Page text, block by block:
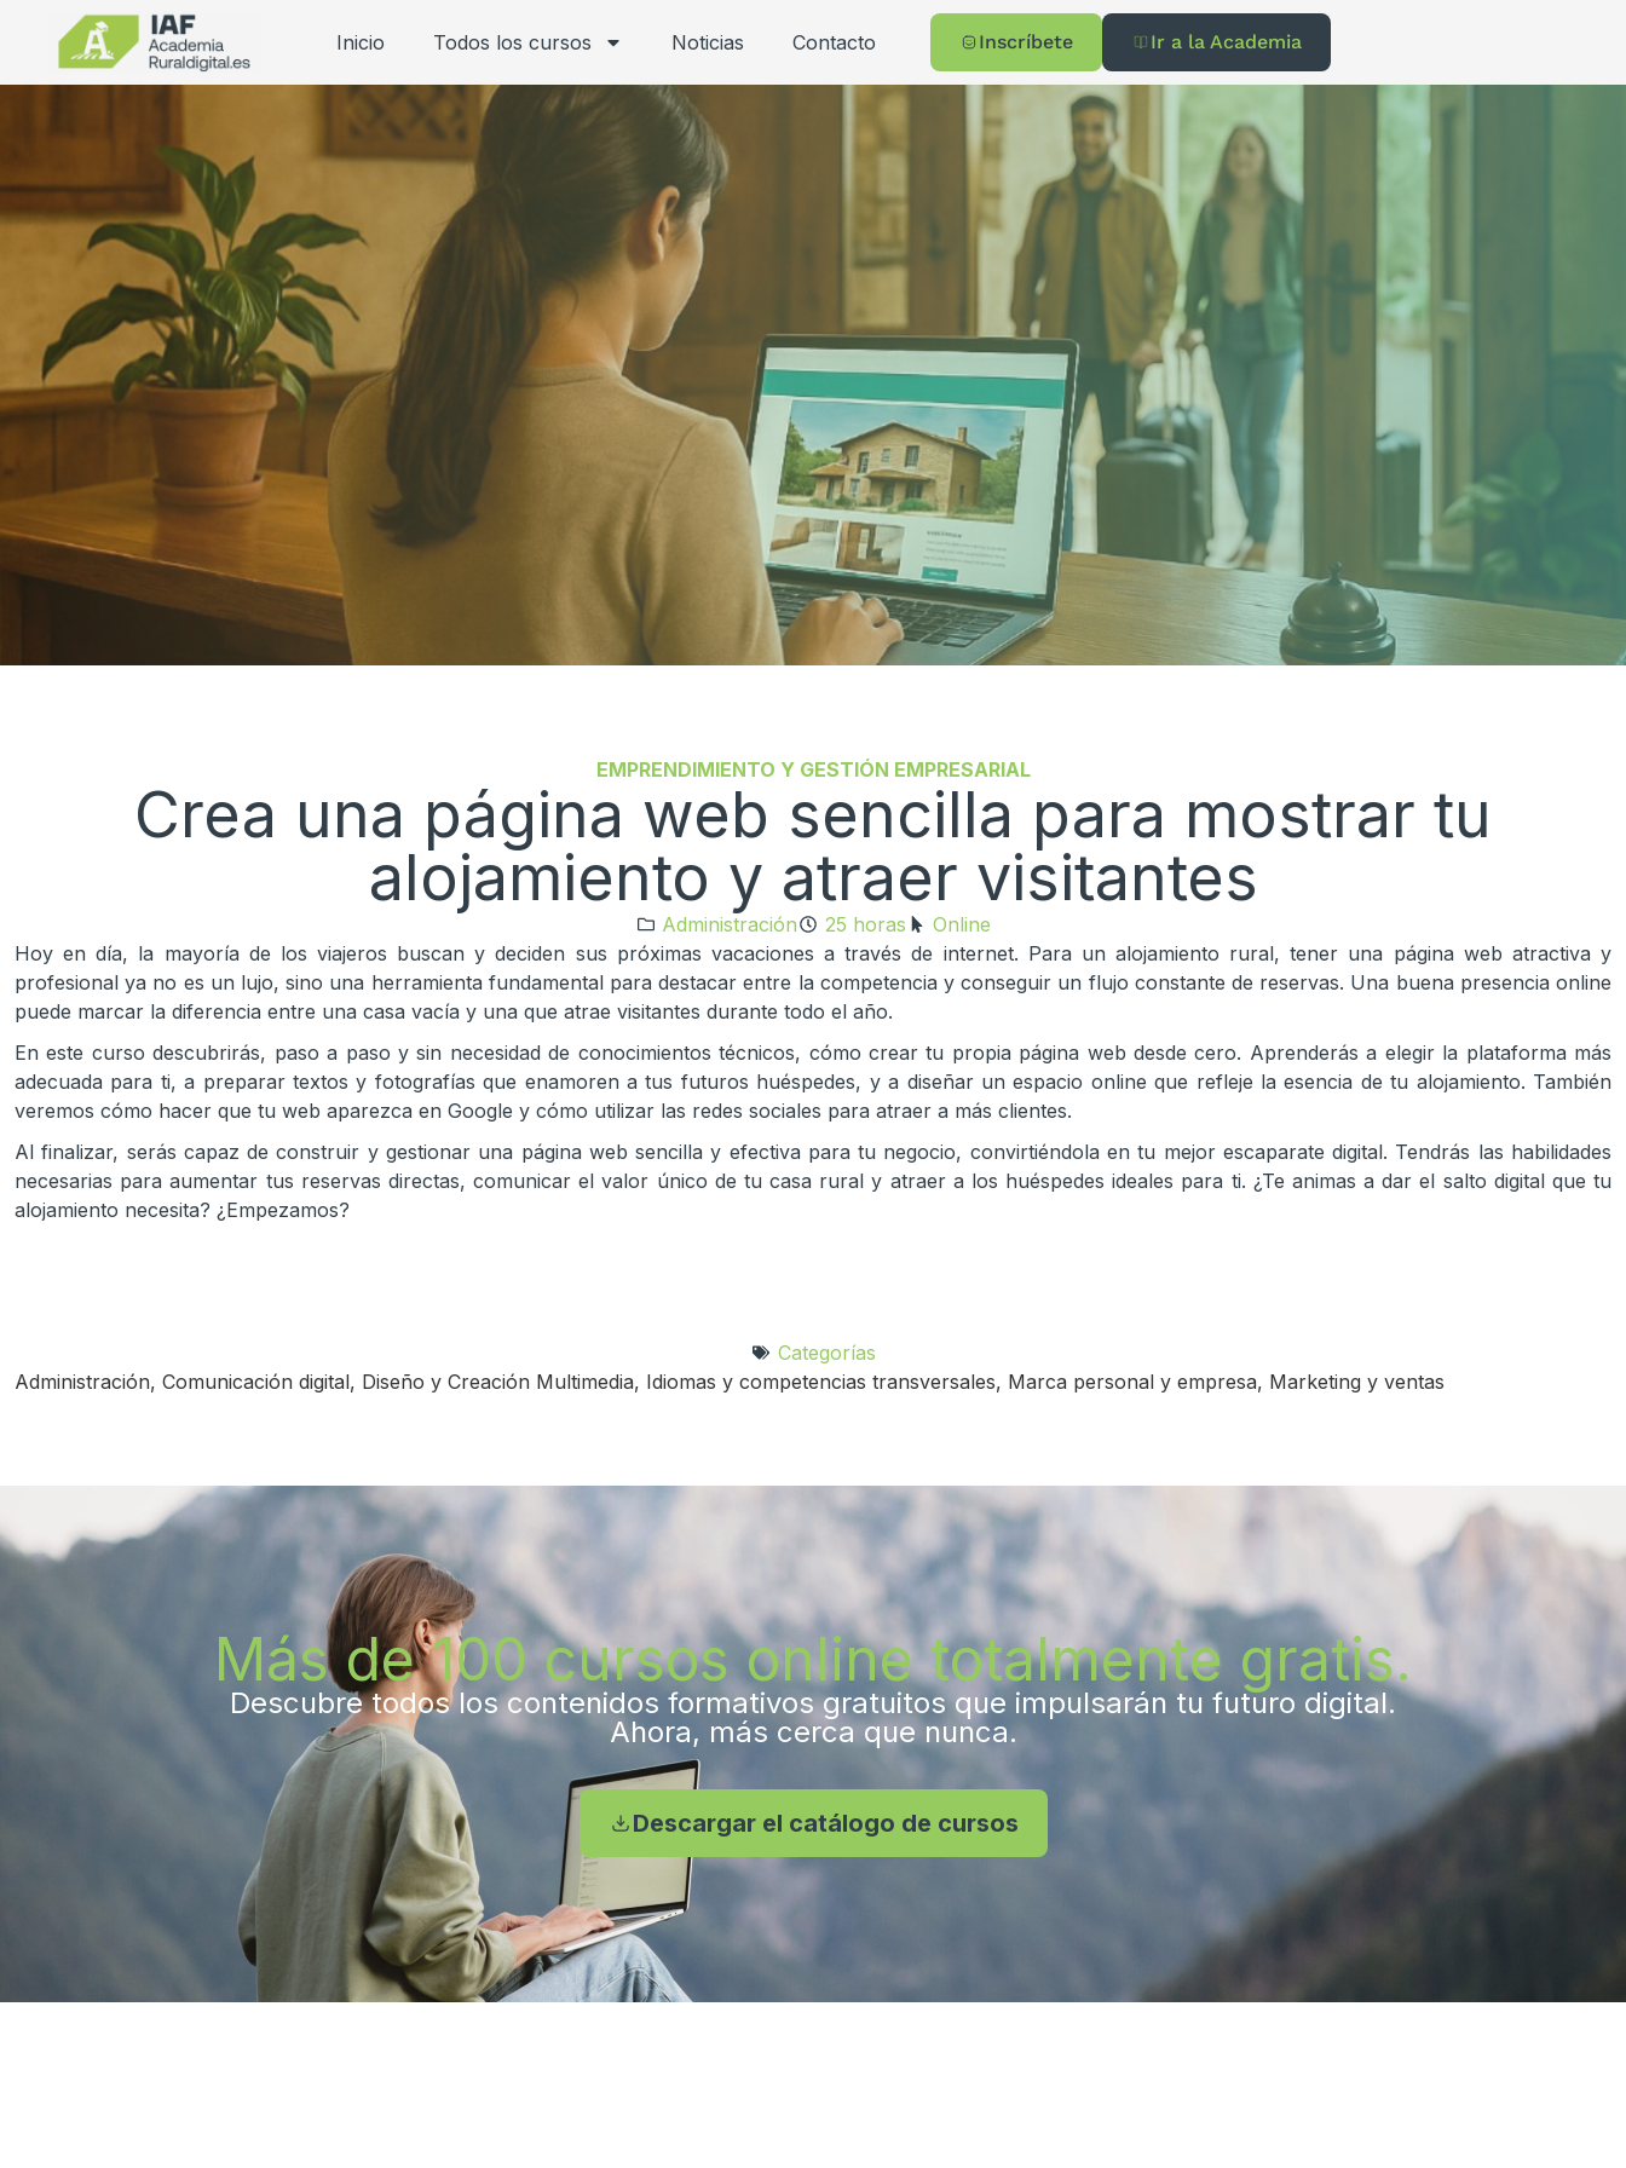
Inicio Todos los cursos Noticias Contacto Inscríbete Ir a la Academia
EMPRENDIMIENTO Y GESTIÓN EMPRESARIAL
Crea una página web sencilla para mostrar tu
alojamiento y atraer visitantes
Administración 25 horas
Online
Hoy en día, la mayoría de los viajeros buscan y deciden sus próximas vacaciones a través de internet. Para un alojamiento rural, tener una página web atractiva y
profesional ya no es un lujo, sino una herramienta fundamental para destacar entre la competencia y conseguir un flujo constante de reservas. Una buena presencia online
puede marcar la diferencia entre una casa vacía y una que atrae visitantes durante todo el año.
En este curso descubrirás, paso a paso y sin necesidad de conocimientos técnicos, cómo crear tu propia página web desde cero. Aprenderás a elegir la plataforma más
adecuada para ti, a preparar textos y fotografías que enamoren a tus futuros huéspedes, y a diseñar un espacio online que refleje la esencia de tu alojamiento. También
veremos cómo hacer que tu web aparezca en Google y cómo utilizar las redes sociales para atraer a más clientes.
Al finalizar, serás capaz de construir y gestionar una página web sencilla y efectiva para tu negocio, convirtiéndola en tu mejor escaparate digital. Tendrás las habilidades
necesarias para aumentar tus reservas directas, comunicar el valor único de tu casa rural y atraer a los huéspedes ideales para ti. ¿Te animas a dar el salto digital que tu
alojamiento necesita? ¿Empezamos?
Categorías
Administración, Comunicación digital, Diseño y Creación Multimedia, Idiomas y competencias transversales, Marca personal y empresa, Marketing y ventas
Más de 100 cursos online totalmente gratis.
Descubre todos los contenidos formativos gratuitos que impulsarán tu futuro digital.
Ahora, más cerca que nunca.
Descargar el catálogo de cursos